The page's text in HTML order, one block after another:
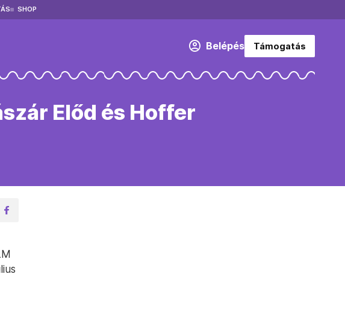
SHOP
Belépés Támogatás
Előd és Hoffer